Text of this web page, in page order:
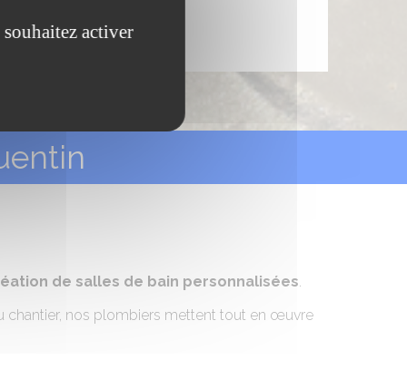
de salles de bain personnalisées.
chantier, nos plombiers mettent tout en œuvre
activer